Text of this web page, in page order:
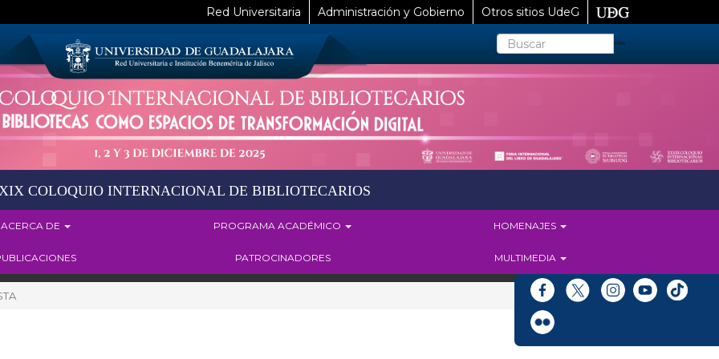
Red Universitaria Administración y Gobierno
Otros sitios UdeG
Buscar
COLOQUIO INTERNACIONAL DE BIBLIOTECARIOS
ACERCA DE PROGRAMA ACADÉMICO HOMENAJES
PATROCINADORES MULTIMEDIA